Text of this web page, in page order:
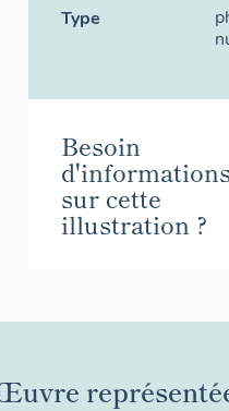
Type
Besoin
sur cette
illustration ?